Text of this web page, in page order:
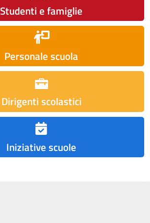
Studenti e famiglie
Personale scuola
Dirigenti scolastici
Iniziative scuole